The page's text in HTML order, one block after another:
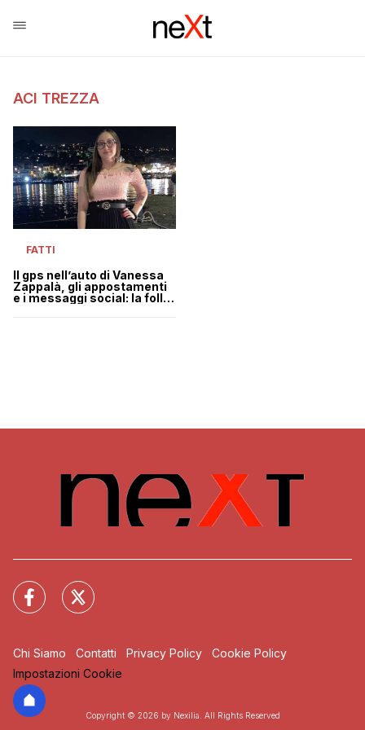
ACI TREZZA
FATTI
Il gps nell’auto di Vanessa
Zappalà, gli appostamenti
e i messaggi social: la follia
Chi Siamo Contatti Privacy Policy
Cookie Policy
Impostazioni Cookie
Copyright © 2026 by Nexilia. All Rights Reserved